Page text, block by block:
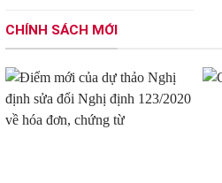
CHÍNH SÁCH MỚI